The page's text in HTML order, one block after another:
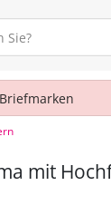
Briefmarken
mit